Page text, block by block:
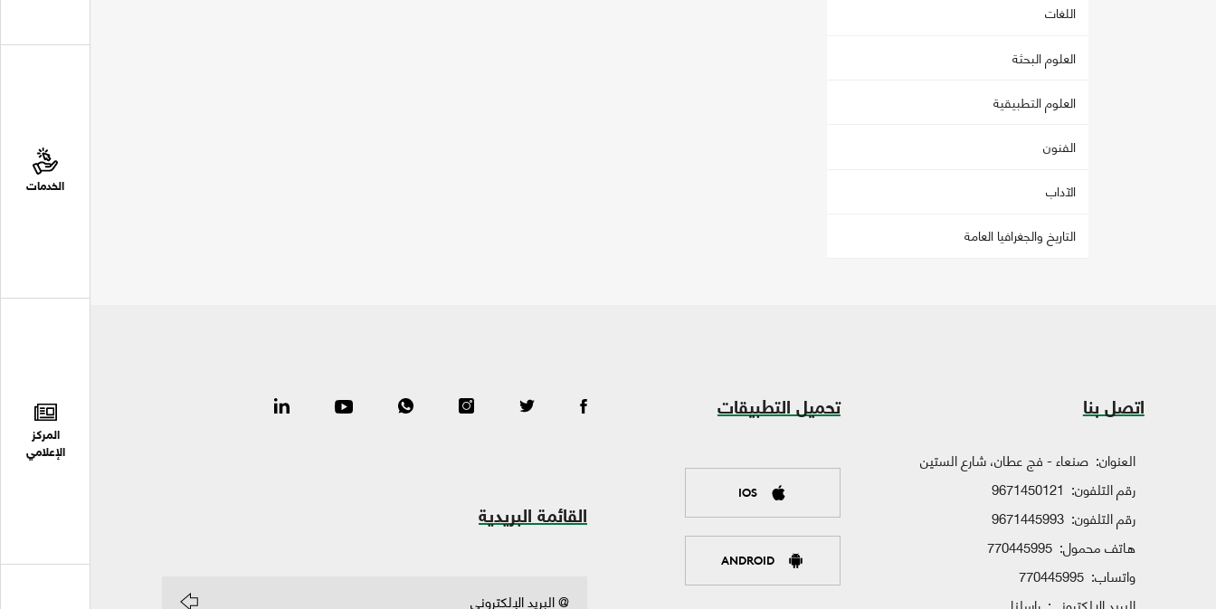
الخدمات
المركز
الإعلامي
اللغات
العلوم البحثة
العلوم التطبيقية
الفنون
الآداب
التاريخ والجغرافيا العامة
اتصل بنا
العنوان: صنعاء - فج عطان، شارع الستين
رقم التلفون: 9671450121
رقم التلفون: 9671445993
هاتف محمول: 770445995
واتساب: 770445995
تحميل التطبيقات
IOS
ANDROID
القائمة البريدية